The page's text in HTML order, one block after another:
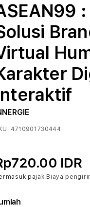
4710901730444
IDR
pajak Biaya